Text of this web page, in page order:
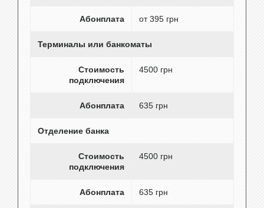
Абонплата от 395 грн
Терминалы или банкоматы
Стоимость
подключения
4500 грн
Абонплата 635 грн
Отделение банка
Стоимость
подключения
4500 грн
Абонплата 635 грн